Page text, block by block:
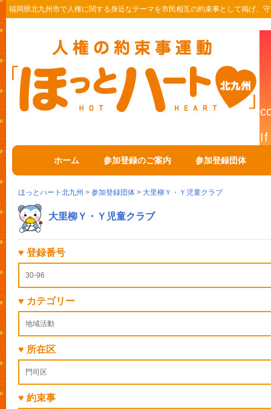
福岡県北九州市で人権に関する身近なテーマを市民相互の約束事として掲げ、
ホーム 参加登録のご案内 参加登録団体
ほっとハート北九州 > 参加登録団体 > 大里柳Ｙ・Ｙ児童クラブ
大里柳Ｙ・Ｙ児童クラブ
♥ 登録番号
30-96
♥ カテゴリー
地域活動
♥ 所在区
門司区
♥ 約束事